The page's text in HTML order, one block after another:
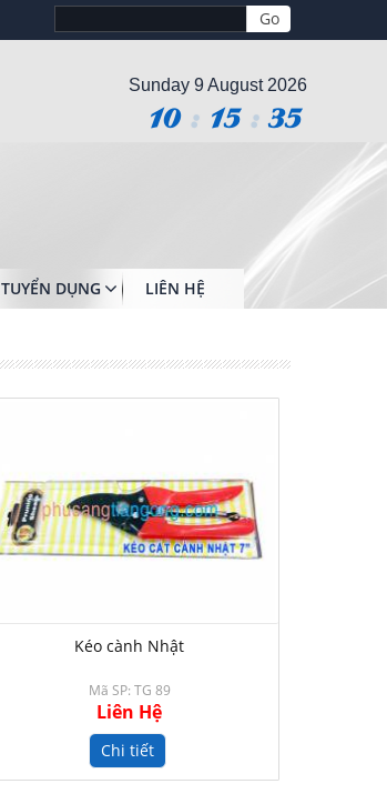
Sunday 9 August 2026
10 : 15 : 36
TUYỂN DỤNG LIÊN HỆ
Kéo cành Nhật
Mã SP: TG 89
Liên Hệ
Chi tiết